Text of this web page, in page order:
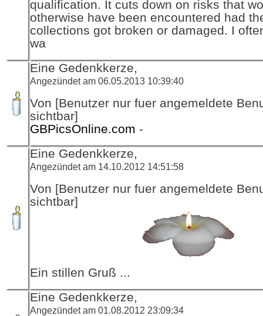
qualification. It cuts down on risks that
otherwise have been encountered had
collections got broken or damaged. I
wa
Eine Gedenkkerze,
Angezündet am 06.05.2013 10:39:40
Von [Benutzer nur fuer angemeldete
sichtbar]
GBPicsOnline.com -
Eine Gedenkkerze,
Angezündet am 14.10.2012 14:51:58
Von [Benutzer nur fuer angemeldete
sichtbar]
Ein stillen Gruß ...
Eine Gedenkkerze,
Angezündet am 01.08.2012 23:09:34